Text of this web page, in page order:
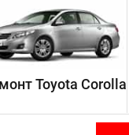
Toyota Corolla